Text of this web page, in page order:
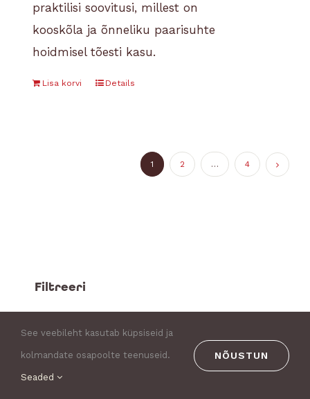
praktilisi soovitusi, millest on
kooskõla ja õnneliku paarisuhte
hoidmisel tõesti kasu.
Lisa korvi Details
1 2 … 4
Filtreeri
Teemad
Asukoht
See veebileht kasutab küpsiseid ja
kolmandate osapoolte teenuseid.
Seaded
NÕUSTUN